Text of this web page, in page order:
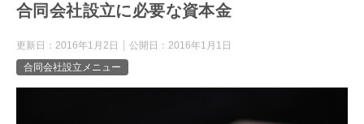
合同会社設立に必要な資本金
更新日： 2016年1月2日 公開日： 2016年1月1日
合同会社設立メニュー